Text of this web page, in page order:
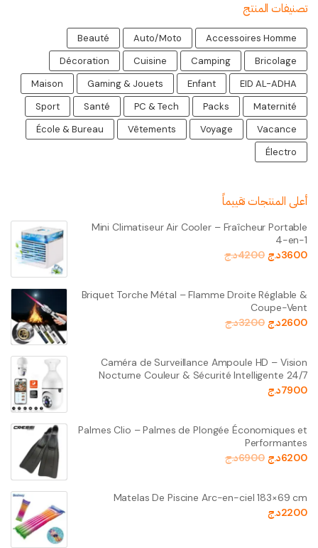
تصنيفات المنتج
Accessoires Homme
Auto/Moto
Beauté
Bricolage
Camping
Cuisine
Décoration
EID AL-ADHA
Enfant
Gaming & Jouets
Maison
Maternité
Packs
PC & Tech
Santé
Sport
Vacance
Voyage
Vêtements
École & Bureau
Électro
أعلى المنتجات تقييماً
Mini Climatiseur Air Cooler – Fraîcheur Portable
4-en-1
3600د.ج 4200د.ج
Briquet Torche Métal – Flamme Droite Réglable &
Coupe-Vent
2600د.ج 3200د.ج
Caméra de Surveillance Ampoule HD – Vision
Nocturne Couleur & Sécurité Intelligente 24/7
7900د.ج
Palmes Clio – Palmes de Plongée Économiques et
Performantes
6200د.ج 6900د.ج
Matelas De Piscine Arc-en-ciel 183×69 cm
2200د.ج